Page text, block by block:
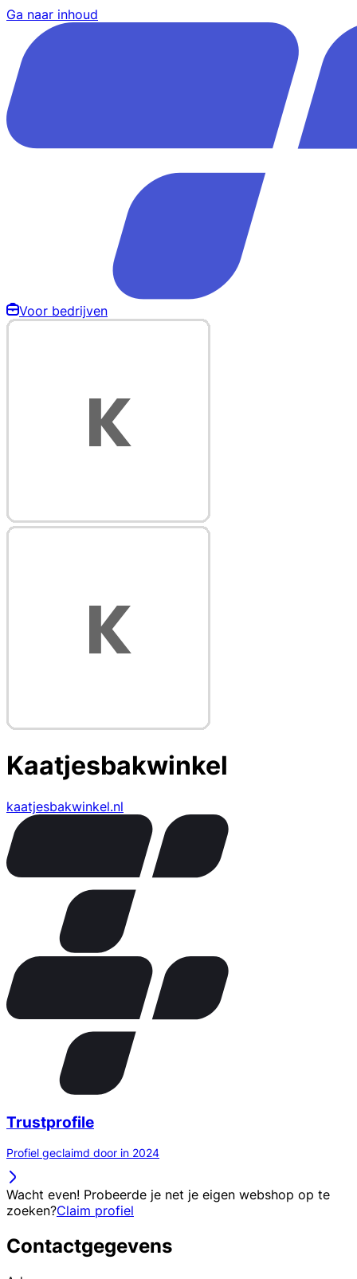
Ga naar inhoud
Voor bedrijven
Kaatjesbakwinkel
kaatjesbakwinkel.nl
Trustprofile
Profiel geclaimd door in 2024
Wacht even! Probeerde je net je eigen webshop op te
zoeken?Claim profiel
Contactgegevens